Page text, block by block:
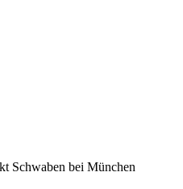
Schwaben bei München